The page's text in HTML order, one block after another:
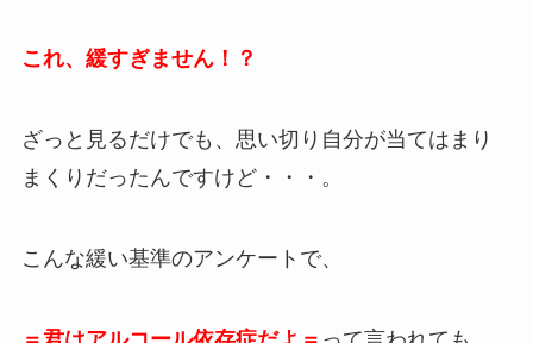
これ、緩すぎません！？
ざっと見るだけでも、思い切り自分が当てはまり
まくりだったんですけど・・・。
こんな緩い基準のアンケートで、